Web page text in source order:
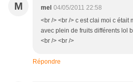
M mel 04/05/2011 22:58
<br /> <br /> c est clai moi c était
avec plein de fruits différents lol
<br /> <br />
Répondre